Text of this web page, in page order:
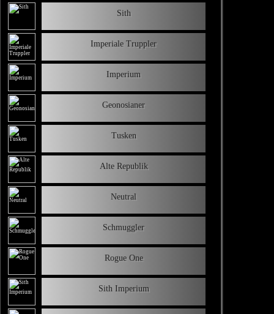
Sith
Imperiale Truppler
Imperium
Geonosianer
Tusken
Alte Republik
Neutral
Schmuggler
Rogue One
Sith Imperium